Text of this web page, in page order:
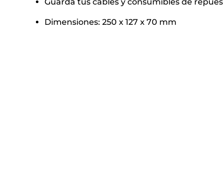
Dimensiones: 250 x 127 x 70 mm